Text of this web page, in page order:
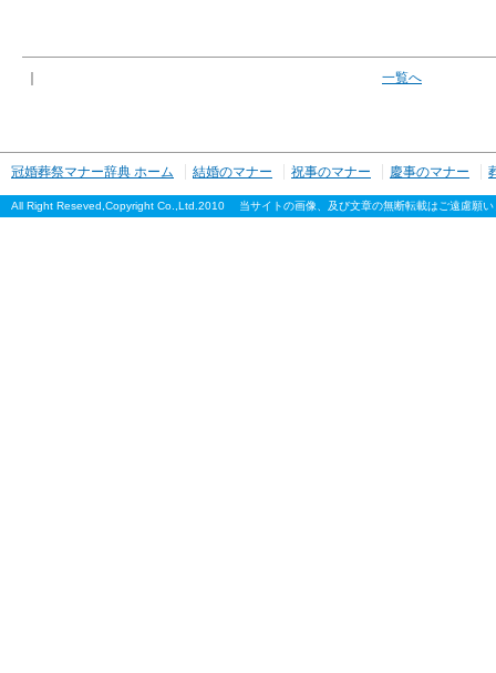
｜ 一覧へ
冠婚葬祭マナー辞典 ホーム 結婚のマナー 祝事のマナー 慶事のマナー
All Right Reseved,Copyright Co.,Ltd.2010 当サイトの画像、及び文章の無断転載はご遠慮願い